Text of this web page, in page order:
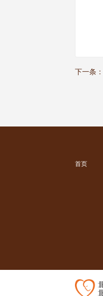
下一条：
首页